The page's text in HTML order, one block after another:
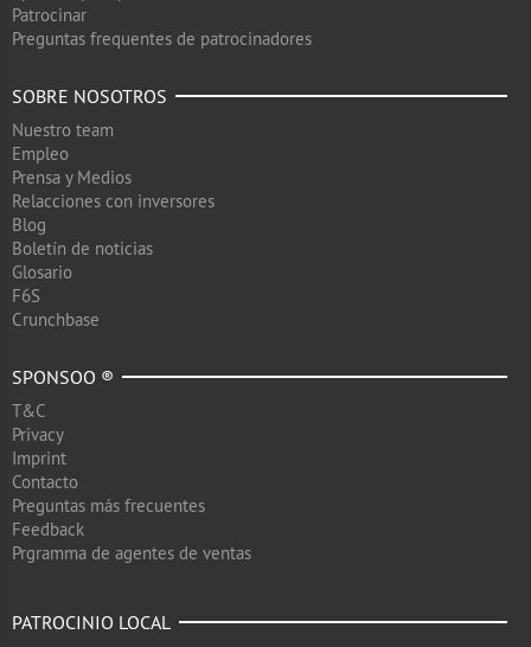
Patrocinar
Preguntas frequentes de patrocinadores
SOBRE NOSOTROS
Nuestro team
Empleo
Prensa y Medios
Relacciones con inversores
Blog
Boletín de noticias
Glosario
F6S
Crunchbase
SPONSOO ®
T&C
Privacy
Imprint
Contacto
Preguntas más frecuentes
Feedback
Prgramma de agentes de ventas
PATROCINIO LOCAL